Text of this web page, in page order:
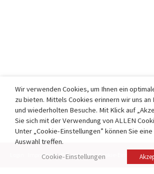
Impressum Datenschutz Cookie-Einstellungen
Wir verwenden Cookies, um Ihnen ein
zu bieten. Mittels Cookies erinnern wir uns
und wiederholten Besuche. Mit Klick auf
Sie sich mit der Verwendung von ALLEN
Unter „Cookie-Einstellungen” können Sie
Auswahl treffen.
Cookie-Einstellungen